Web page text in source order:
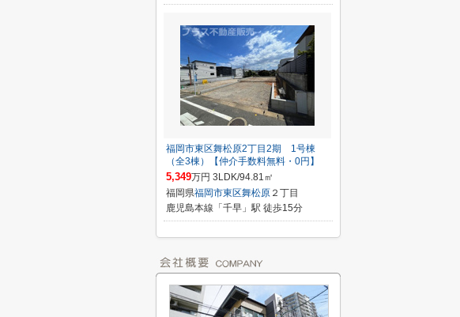
福岡市東区舞松原2丁目2期 1号棟
（全3棟）【仲介手数料無料・0円】
5,349万円 3LDK/94.81㎡
福岡県福岡市東区舞松原 ２丁目
鹿児島本線「千早」駅 徒歩15分